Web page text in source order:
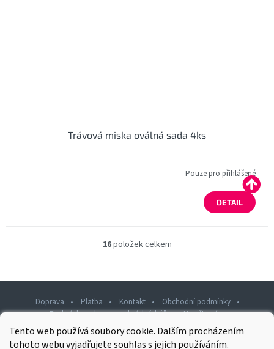
Tento web používá soubory cookie. Dalším procházením
tohoto webu vyjadřujete souhlas s jejich používáním.
Trávová miska oválná sada 4ks
Pouze pro přihlášené
DETAIL
O
á
d
a
í
p
16položek celkem
Doprava Platba Kontakt
Obchodní podmínky
Podmínky ochrany osobních údajů
Napište nám